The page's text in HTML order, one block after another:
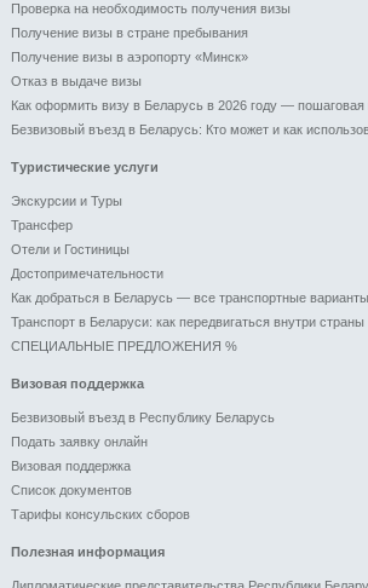
Проверка на необходимость получения визы
Получение визы в стране пребывания
Получение визы в аэропорту «Минск»
Отказ в выдаче визы
Как оформить визу в Беларусь в 2026 году — пошаговая
Безвизовый въезд в Беларусь: Кто может и как
Туристические услуги
Экскурсии и Туры
Трансфер
Отели и Гоcтиницы
Достопримечательности
Как добраться в Беларусь — все транспортные варианты
Транспорт в Беларуси: как передвигаться внутри
СПЕЦИАЛЬНЫЕ ПРЕДЛОЖЕНИЯ %
Визовая поддержка
Безвизовый въезд в Республику Беларусь
Подать заявку онлайн
Визовая поддержка
Список документов
Тарифы консульских сборов
Полезная информация